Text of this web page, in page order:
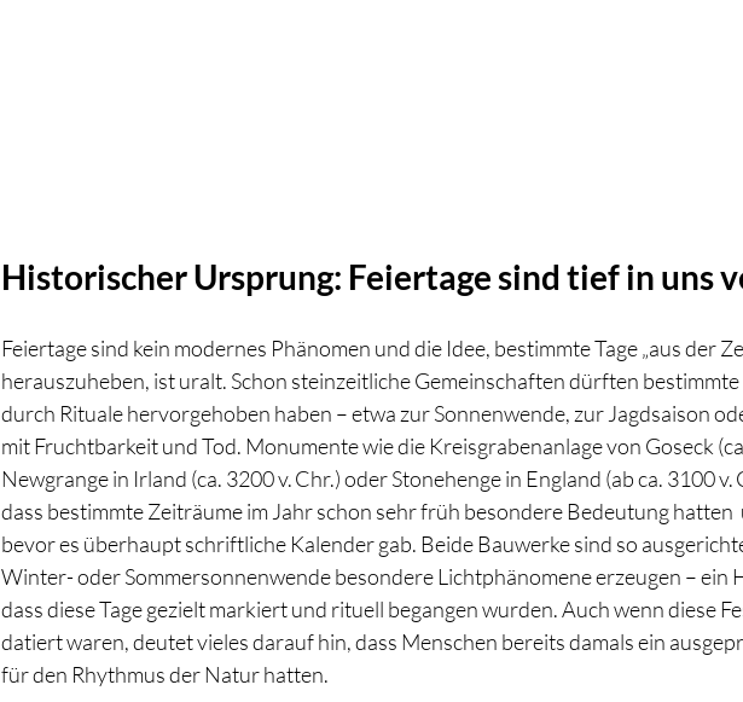
Historischer Ursprung: Feiertage sind tief in uns
Feiertage sind kein modernes Phänomen und die Idee, bestimmte Tage „aus der
herauszuheben, ist uralt. Schon steinzeitliche Gemeinschaften dürften
durch Rituale hervorgehoben haben – etwa zur Sonnenwende, zur Jagdsaison
mit Fruchtbarkeit und Tod. Monumente wie die Kreisgrabenanlage von Goseck
Newgrange in Irland (ca. 3200 v. Chr.) oder Stonehenge in England (ab ca. 3100 v.
dass bestimmte Zeiträume im Jahr schon sehr früh besondere Bedeutung hatten
bevor es überhaupt schriftliche Kalender gab. Beide Bauwerke sind so
Winter- oder Sommersonnenwende besondere Lichtphänomene erzeugen – ein
dass diese Tage gezielt markiert und rituell begangen wurden. Auch wenn diese
datiert waren, deutet vieles darauf hin, dass Menschen bereits damals ein
für den Rhythmus der Natur hatten.